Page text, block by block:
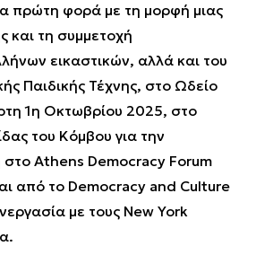
πρώτη φορά με τη μορφή μιας
και τη συμμετοχή
εικαστικών, αλλά και του
Παιδικής Τέχνης, στο Ωδείο
1η Οκτωβρίου 2025, στο
του Κόμβου για την
στο Athens Democracy Forum
από το Democracy and Culture
με τους New York